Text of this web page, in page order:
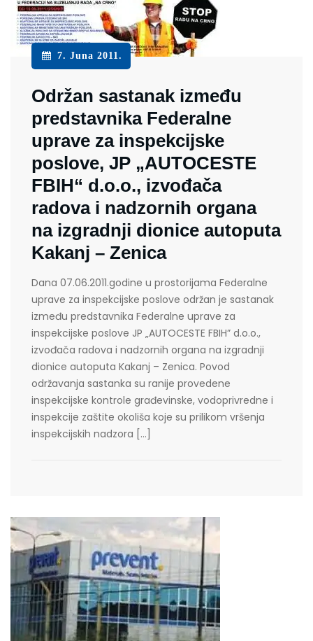
7. Juna 2011.
Održan sastanak između
predstavnika Federalne
uprave za inspekcijske
poslove, JP „AUTOCESTE
FBIH“ d.o.o., izvođača
radova i nadzornih organa
na izgradnji dionice autoputa
Kakanj – Zenica
Dana 07.06.2011.godine u prostorijama Federalne
uprave za inspekcijske poslove održan je sastanak
između predstavnika Federalne uprave za
inspekcijske poslove JP „AUTOCESTE FBIH” d.o.o.,
izvođača radova i nadzornih organa na izgradnji
dionice autoputa Kakanj – Zenica. Povod
održavanja sastanka su ranije provedene
inspekcijske kontrole građevinske, vodoprivredne i
inspekcije zaštite okoliša koje su prilikom vršenja
inspekcijskih nadzora […]